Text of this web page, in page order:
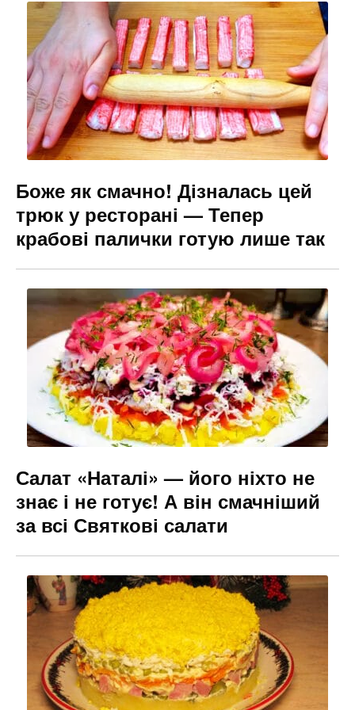
o
o
k
m n
g
er
Боже як смачно! Дізналась цей
трюк у ресторані — Тепер
крабові палички готую лише так
Салат «Наталі» — його ніхто не
знає і не готує! А він смачніший
за всі Святкові салати